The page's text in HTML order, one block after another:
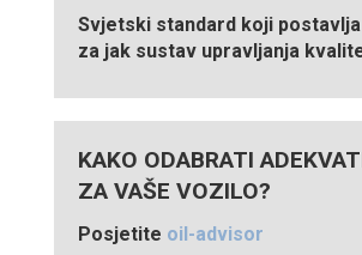
Svjetski standard koji
za jak sustav upravljanja
KAKO ODABRATI
ZA VAŠE VOZILO?
Posjetite oil-advisor